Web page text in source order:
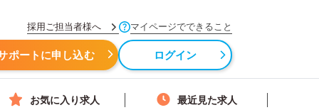
採用ご担当者様へ マイページでできること
ポートに申し込む ログイン
お気に入り求人 最近見た求人